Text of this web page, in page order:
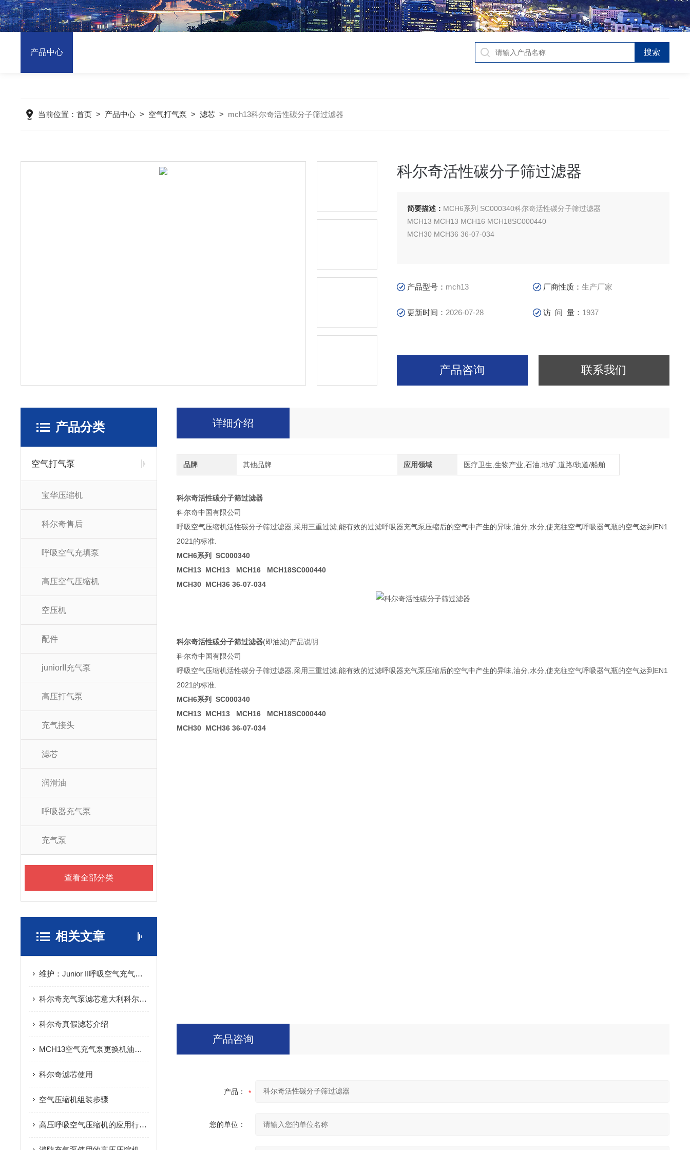
产品中心
当前位置：首页 > 产品中心 > 空气打气泵 >滤芯 > mch13科尔奇活性碳分子筛过滤器
科尔奇活性碳分子筛过滤器
简要描述：
MCH6系列 SC000340科尔奇活性碳分子筛过滤器
MCH13 MCH13 MCH16 MCH18SC000440
MCH30 MCH36 36-07-034
产品型号： mch13 厂商性质：生产厂家
更新时间： 2026-07-28 访 问 量： 1937
产品咨询 联系我们
产品分类
空气打气泵
宝华压缩机
科尔奇售后
呼吸空气充填泵
高压空气压缩机
空压机
配件
juniorII充气泵
高压打气泵
充气接头
滤芯
润滑油
呼吸器充气泵
充气泵
查看全部分类
相关文章
维护：Junior II呼吸空气充气泵滤芯更换周期与操作要点
科尔奇充气泵滤芯意大利科尔奇充气泵维修保养
科尔奇真假滤芯介绍
MCH13空气充气泵更换机油滤芯操作
科尔奇滤芯使用
空气压缩机组装步骤
高压呼吸空气压缩机的应用行业介绍
详细介绍
品牌 其他品牌 应用领域 医疗卫生,生物产业,石油,地矿,道路/轨道/船舶
科尔奇活性碳分子筛过滤器
科尔奇中国有限公司
呼吸空气压缩机活性碳分子筛过滤器,采用三重过滤,能有效的过滤呼吸器充气泵压缩后的空气中产生的异味,油分,水分,使充往空气呼吸器气瓶的空气达到EN1
2021的标准.
MCH6系列 SC000340
MCH13 MCH13 MCH16 MCH18SC000440
MCH30 MCH36 36-07-034
科尔奇活性碳分子筛过滤器(即油滤)产品说明
科尔奇中国有限公司
呼吸空气压缩机活性碳分子筛过滤器,采用三重过滤,能有效的过滤呼吸器充气泵压缩后的空气中产生的异味,油分,水分,使充往空气呼吸器气瓶的空气达到EN1
2021的标准.
MCH6系列 SC000340
MCH13 MCH13 MCH16 MCH18SC000440
MCH30 MCH36 36-07-034
产品咨询
产品：
您的单位：